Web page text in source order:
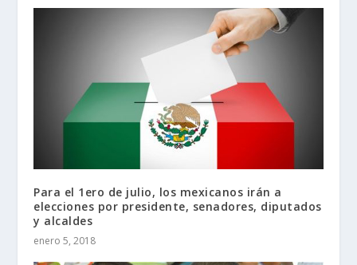
Para el 1ero de julio, los mexicanos irán a
elecciones por presidente, senadores, diputados
y alcaldes
enero 5, 2018